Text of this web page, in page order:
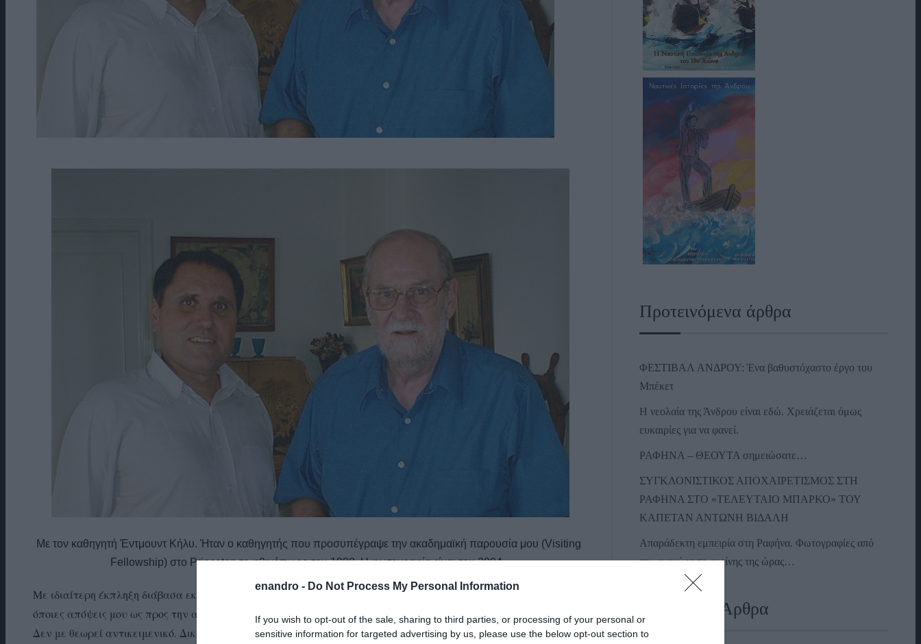
enandro - Do Not Process My Personal Information
If you wish to opt-out of the sale, sharing to third parties, or processing of your personal or
sensitive information for targeted advertising by us, please use the below opt-out section to
Με τον καθηγητή Έντμουντ Κήλυ. Ήταν ο καθηγητής που προσυπέγραψε την ακαδημαϊκή παρουσία μου (Visiting
Fellowship) στο Princeton το φθινόπωρο του 1988. Η φωτογραφία είναι του 2004.
Με ιδιαίτερη έκπληξη διάβασα εκτενές μετεκλογικό σχόλιο της κ. Στυλιάνας Φιλιππίδου που διαφωνεί με τις
όποιες απόψεις μου ως προς την ανάλυση του αποτελέσματος και την στάση του σάιτ διαχρονικά. Δικαίωμα της.
Δεν με θεωρεί αντικειμενικό. Δικαίωμα της κι αυτό. Θα μπορούσαμε να τις απαντήσουμε πως και οι δικές της
Προτεινόμενα άρθρα
ΦΕΣΤΙΒΑΛ ΑΝΔΡΟΥ: Ένα βαθυστόχαστο έργο του
Μπέκετ
Η νεολαία της Άνδρου είναι εδώ. Χρειάζεται όμως
ευκαιρίες για να φανεί.
ΡΑΦΗΝΑ – ΘΕΟΥΤΑ σημειώσατε…
ΣΥΓΚΛΟΝΙΣΤΙΚΟΣ ΑΠΟΧΑΙΡΕΤΙΣΜΟΣ ΣΤΗ
ΡΑΦΗΝΑ ΣΤΟ «ΤΕΛΕΥΤΑΙΟ ΜΠΑΡΚΟ» ΤΟΥ
ΚΑΠΕΤΑΝ ΑΝΤΩΝΗ ΒΙΔΑΛΗ
Απαράδεκτη εμπειρία στη Ραφήνα. Φωτογραφίες από
την αναχώρηση εκείνης της ώρας…
Πρόσφατα Άρθρα